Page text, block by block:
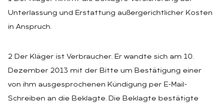
Unterlassung und Erstattung außergerichtlicher Kosten
in Anspruch.
2 Der Kläger ist Verbraucher. Er wandte sich am 10.
Dezember 2013 mit der Bitte um Bestätigung einer
von ihm ausgesprochenen Kündigung per E-Mail-
Schreiben an die Beklagte. Die Beklagte bestätigte